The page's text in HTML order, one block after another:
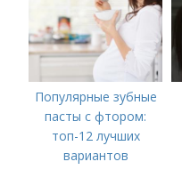
Популярные зубные
пасты с фтором:
топ-12 лучших
вариантов